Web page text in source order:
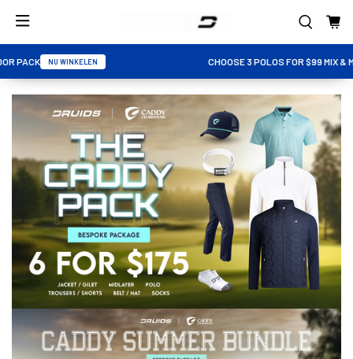
CHOOSE 3 POLOS FOR $99 MIX & MATCH NU WINKELEN